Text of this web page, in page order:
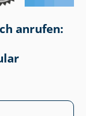
anrufen: